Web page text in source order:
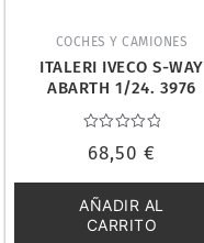
COCHES Y CAMIONES
ITALERI IVECO S-WAY
ABARTH 1/24. 3976
con
de
5
68,50 €
AÑADIR AL
CARRITO